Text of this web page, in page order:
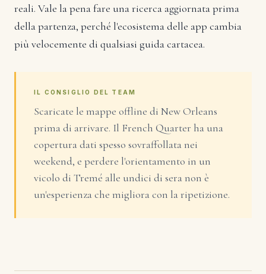
reali. Vale la pena fare una ricerca aggiornata prima
della partenza, perché l'ecosistema delle app cambia
più velocemente di qualsiasi guida cartacea.
IL CONSIGLIO DEL TEAM
Scaricate le mappe offline di New Orleans
prima di arrivare. Il French Quarter ha una
copertura dati spesso sovraffollata nei
weekend, e perdere l'orientamento in un
vicolo di Tremé alle undici di sera non è
un'esperienza che migliora con la ripetizione.